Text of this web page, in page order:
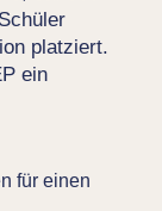
platziert.
ein
für einen